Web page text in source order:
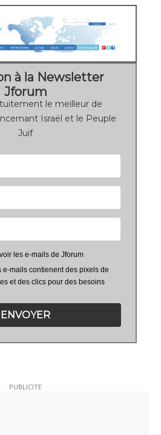
à la Newsletter
Jforum
le meilleur de
Israël et le Peuple
Juif
les e-mails de Jforum
e-mails contienent des pixels de
et des clics pour des besoins
ENVOYER